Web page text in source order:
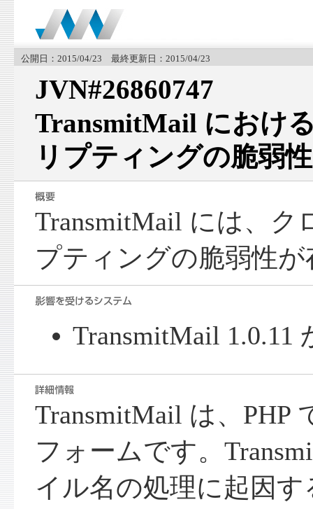
公開日：2015/04/23 最終更新日：2015/04/23
JVN#26860747
TransmitMail におけ
リプティングの脆弱性
TransmitMail には、ク
プティングの脆弱性
TransmitMail 1.0.11
TransmitMail は、PHP
フォームです。
イル名の処理に起因